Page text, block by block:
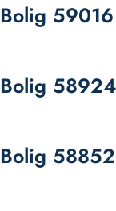
Bolig 59016
Bolig 58924
Bolig 58852